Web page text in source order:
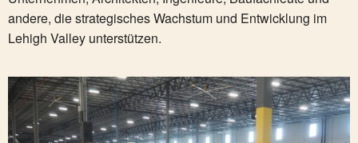
andere, die strategisches Wachstum und Entwicklung im
Lehigh Valley unterstützen.